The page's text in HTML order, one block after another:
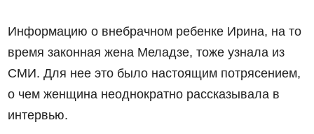
Информацию о внебрачном ребенке Ирина, на то
время законная жена Меладзе, тоже узнала из
СМИ. Для нее это было настоящим потрясением,
о чем женщина неоднократно рассказывала в
интервью.